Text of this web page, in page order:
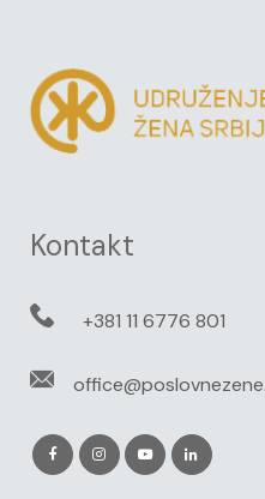
Kontakt
+381 11 6776 801